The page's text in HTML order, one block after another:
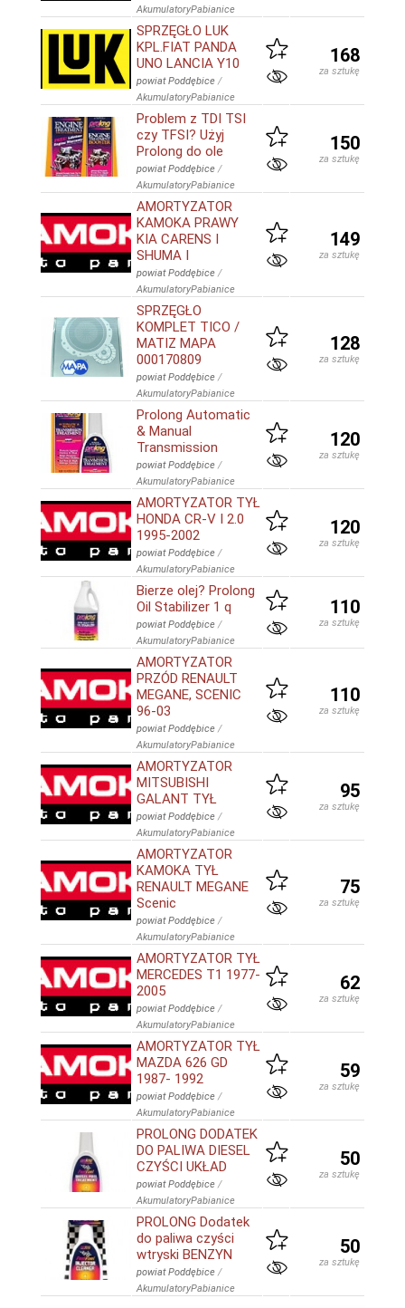
AkumulatoryPabianice
SPRZĘGŁO LUK
KPL.FIAT PANDA
UNO LANCIA Y10
powiat Poddębice /
AkumulatoryPabianice
168
za sztukę
Problem z TDI TSI
czy TFSI? Użyj
Prolong do ole
powiat Poddębice /
AkumulatoryPabianice
150
za sztukę
AMORTYZATOR
KAMOKA PRAWY
KIA CARENS I
SHUMA I
powiat Poddębice /
AkumulatoryPabianice
149
za sztukę
SPRZĘGŁO
KOMPLET TICO /
MATIZ MAPA
000170809
powiat Poddębice /
AkumulatoryPabianice
128
za sztukę
Prolong Automatic
& Manual
Transmission
powiat Poddębice /
AkumulatoryPabianice
120
za sztukę
AMORTYZATOR TYŁ
HONDA CR-V I 2.0
1995-2002
powiat Poddębice /
AkumulatoryPabianice
120
za sztukę
Bierze olej? Prolong
Oil Stabilizer 1 q
powiat Poddębice /
AkumulatoryPabianice
110
za sztukę
AMORTYZATOR
PRZÓD RENAULT
MEGANE, SCENIC
96-03
powiat Poddębice /
AkumulatoryPabianice
110
za sztukę
AMORTYZATOR
MITSUBISHI
GALANT TYŁ
powiat Poddębice /
AkumulatoryPabianice
95
za sztukę
AMORTYZATOR
KAMOKA TYŁ
RENAULT MEGANE
Scenic
powiat Poddębice /
AkumulatoryPabianice
75
za sztukę
AMORTYZATOR TYŁ
MERCEDES T1 1977-
2005
powiat Poddębice /
AkumulatoryPabianice
62
za sztukę
AMORTYZATOR TYŁ
MAZDA 626 GD
1987- 1992
powiat Poddębice /
AkumulatoryPabianice
59
za sztukę
PROLONG DODATEK
DO PALIWA DIESEL
CZYŚCI UKŁAD
powiat Poddębice /
AkumulatoryPabianice
50
za sztukę
PROLONG Dodatek
do paliwa czyści
wtryski BENZYN
powiat Poddębice /
AkumulatoryPabianice
50
za sztukę